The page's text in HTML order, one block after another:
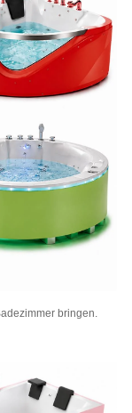
bringen.